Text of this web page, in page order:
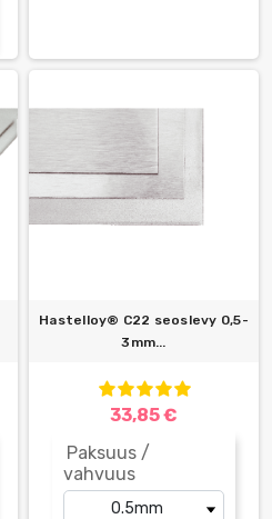
Hastelloy® C22 seoslevy 0,5-
3mm...
33,85 €
Paksuus /
vahvuus